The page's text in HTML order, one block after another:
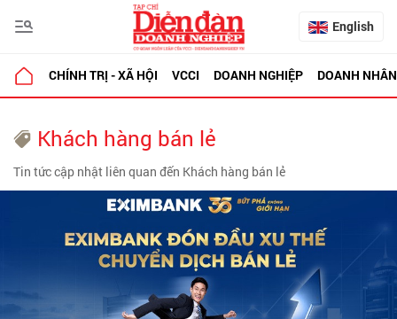
English
CHÍNH TRỊ - XÃ HỘI VCCI DOANH NGHIỆP DOANH NHÂN
Khách hàng bán lẻ
Tin tức cập nhật liên quan đến Khách hàng bán lẻ